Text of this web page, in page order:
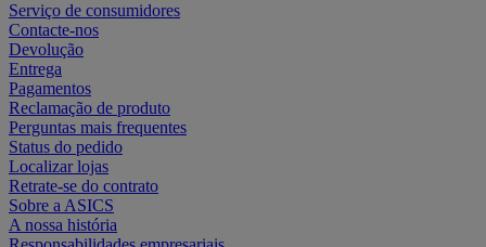
Serviço de consumidores
Contacte-nos
Devolução
Entrega
Pagamentos
Reclamação de produto
Perguntas mais frequentes
Status do pedido
Localizar lojas
Retrate-se do contrato
Sobre a ASICS
A nossa história